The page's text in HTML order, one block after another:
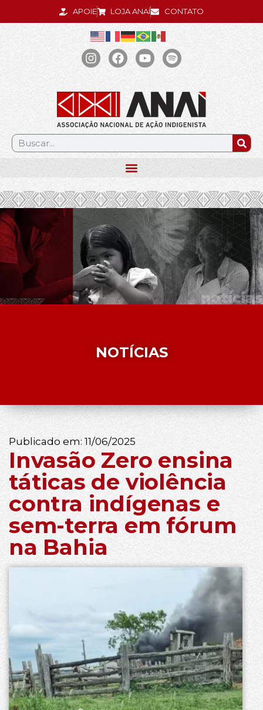
APOIE LOJA ANAÍ CONTATO
.
NOTÍCIAS
Publicado em: 11/06/2025
Invasão Zero ensina
táticas de violência
contra indígenas e
sem-terra em fórum
na Bahia